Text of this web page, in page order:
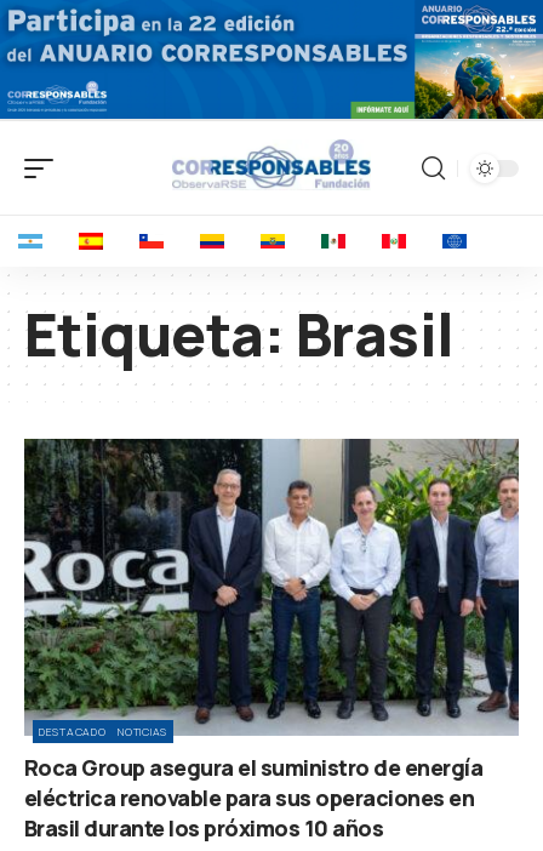
Etiqueta: Brasil
DESTACADO NOTICIAS
Roca Group asegura el suministro de energía
eléctrica renovable para sus operaciones en
Brasil durante los próximos 10 años